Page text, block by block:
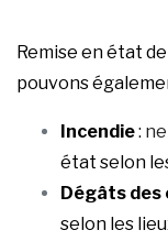
Remise en état
pouvons
Incendie:
état selon
Dégâts des
selon les